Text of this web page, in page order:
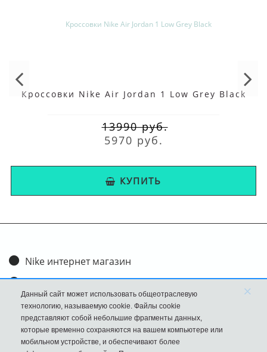
Кроссовки Nike Air Jordan 1 Low Grey Black
13990 руб.
5970 руб.
КУПИТЬ
Nike интернет магазин
Доставка и оплата
Обмен и возврат
Размеры
FAQ
Данный сайт может использовать общеотраслевую
технологию, называемую cookie. Файлы cookie
представляют собой небольшие фрагменты данных,
которые временно сохраняются на вашем компьютере или
мобильном устройстве, и обеспечивают более
×